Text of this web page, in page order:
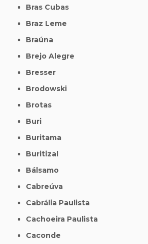
Bras Cubas
Braz Leme
Braúna
Brejo Alegre
Bresser
Brodowski
Brotas
Buri
Buritama
Buritizal
Bálsamo
Cabreúva
Cabrália Paulista
Cachoeira Paulista
Caconde